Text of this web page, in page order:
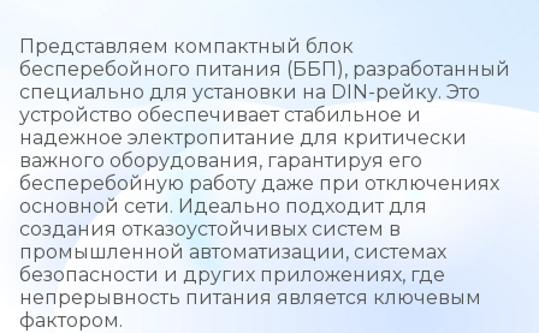
Представляем компактный блок
бесперебойного питания (ББП), разработанный
специально для установки на DIN-рейку. Это
устройство обеспечивает стабильное и
надежное электропитание для критически
важного оборудования, гарантируя его
бесперебойную работу даже при отключениях
основной сети. Идеально подходит для
создания отказоустойчивых систем в
промышленной автоматизации, системах
безопасности и других приложениях, где
непрерывность питания является ключевым
фактором.